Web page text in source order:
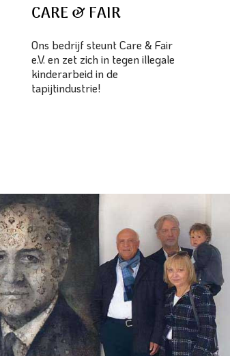
CARE & FAIR
Ons bedrijf steunt Care & Fair
e.V. en zet zich in tegen illegale
kinderarbeid in de
tapijtindustrie!